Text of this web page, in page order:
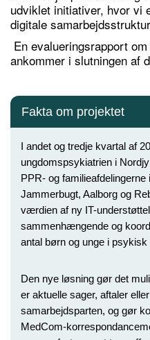
udviklet initiativer, hvor vi
digitale
En evalueringsrapport
ankommer i slutningen af
Fakta om projektet
I andet og tredje kvartal af
ungdomspsykiatrien i
PPR- og
Jammerbugt, Aalborg og
værdien af ny IT-
sammenhængende og
antal børn og unge i
Den nye løsning gør det
er aktuelle sager, aftaler
samarbejdsparten, og gør
MedCom-